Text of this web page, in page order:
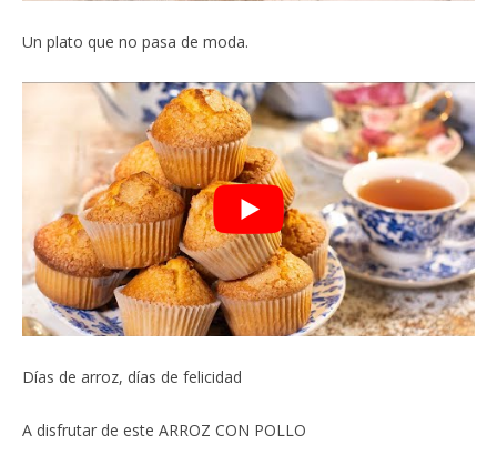
Un plato que no pasa de moda.
Días de arroz, días de felicidad
A disfrutar de este ARROZ CON POLLO